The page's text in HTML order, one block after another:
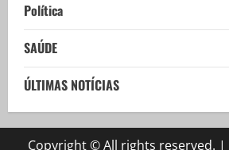
Política
SAÚDE
ÚLTIMAS NOTÍCIAS
Copyright © All rights reserved. |